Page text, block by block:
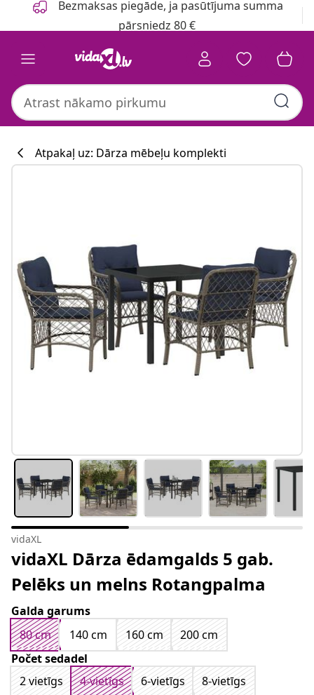
Bezmaksas piegāde, ja pasūtījuma summa
pārsniedz 80 €
Atpakaļ uz: Dārza mēbeļu komplekti
vidaXL
vidaXL Dārza ēdamgalds 5 gab.
Pelēks un melns Rotangpalma
Galda garums
80 cm
140 cm 160 cm
200 cm
Počet sedadel
2 vietīgs
4-vietīgs 6-vietīgs 8-vietīgs